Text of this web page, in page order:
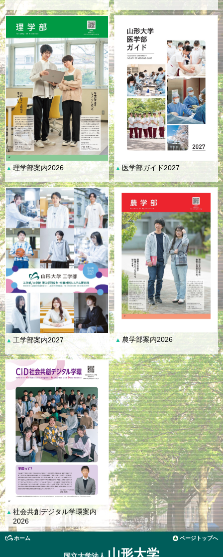
▲理学部案内2026 ▲ 医学部ガイド2027
▲ 工学部案内2027 ▲ 農学部案内2026
▲ 社会共創デジタル学環案内
2026
ホーム ページトップへ
山形大学